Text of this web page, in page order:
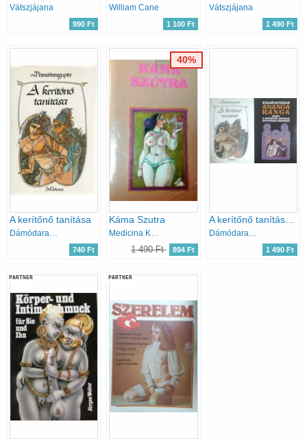
Vátszjájana
990 Ft
William Cane
1 100 Ft
Vátszjájana
1 490 Ft
A kerítőnő tanítása
Dámódaragupta
740 Ft
Káma Szutra
Medicina Kiadó
1 490 Ft 894 Ft
40%
A kerítőnő tanítása + Anangaranga avagy a szerelmi játékok istenének színpada
Dámódaragupta; Kaljánamalla
1 490 Ft
PARTNER PARTNER